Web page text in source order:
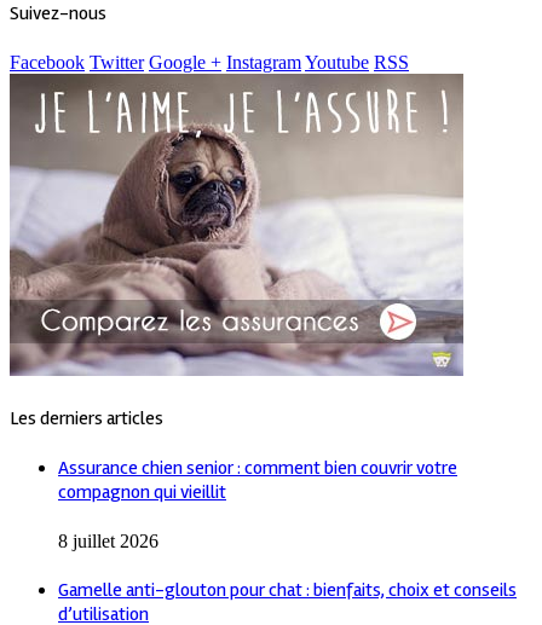
Suivez-nous
Facebook Twitter Google + InstagramYoutube RSS
Les derniers articles
Assurance chien senior : comment bien couvrir votre
compagnon qui vieillit
8 juillet 2026
Gamelle anti-glouton pour chat : bienfaits, choix et conseils
d’utilisation